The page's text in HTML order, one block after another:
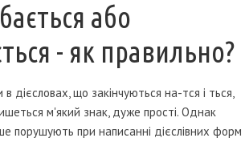
або
- як правильно?
дієсловах, що закінчуються на-тся і ться,
м'який знак, дуже прості. Однак
порушують при написанні дієслівних форм